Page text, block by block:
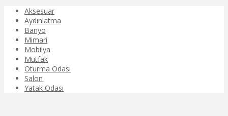
Aksesuar
Aydınlatma
Banyo
Mimari
Mobilya
Mutfak
Oturma Odası
Salon
Yatak Odası